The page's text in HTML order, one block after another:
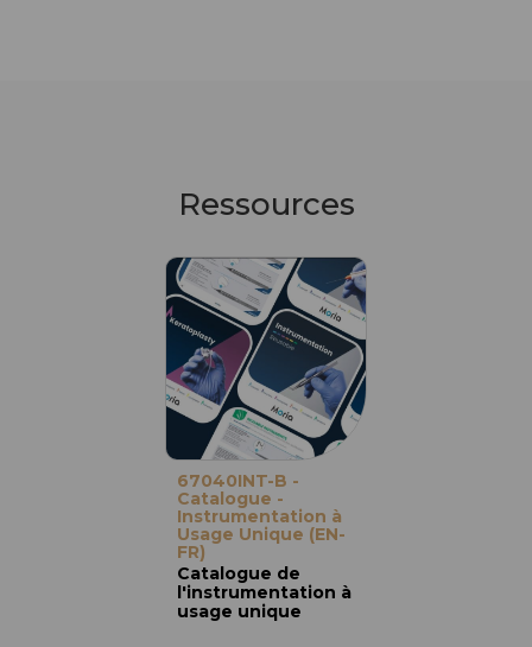
Ressources
67040INT-B -
Catalogue -
Instrumentation à
Usage Unique (EN-
FR)
Catalogue de
l'instrumentation à
usage unique